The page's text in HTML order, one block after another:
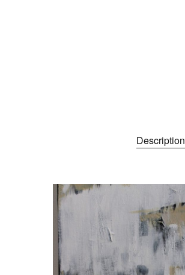
Description